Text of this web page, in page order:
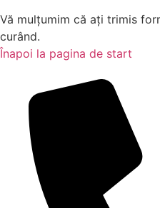
Vă mulțumim că ați trimis
curând.
Înapoi la pagina de start